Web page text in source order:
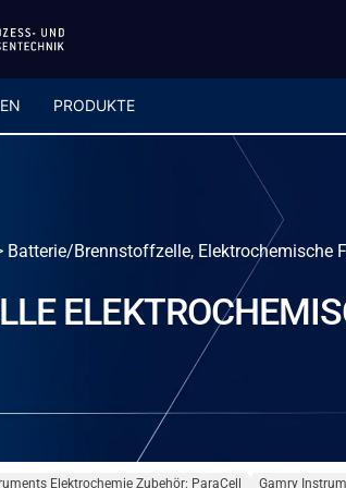
PRODUKTE
Batterie/Brennstoffzelle, Elektrochemische
Elektrochemie Zubehör: ParaCell Gamry